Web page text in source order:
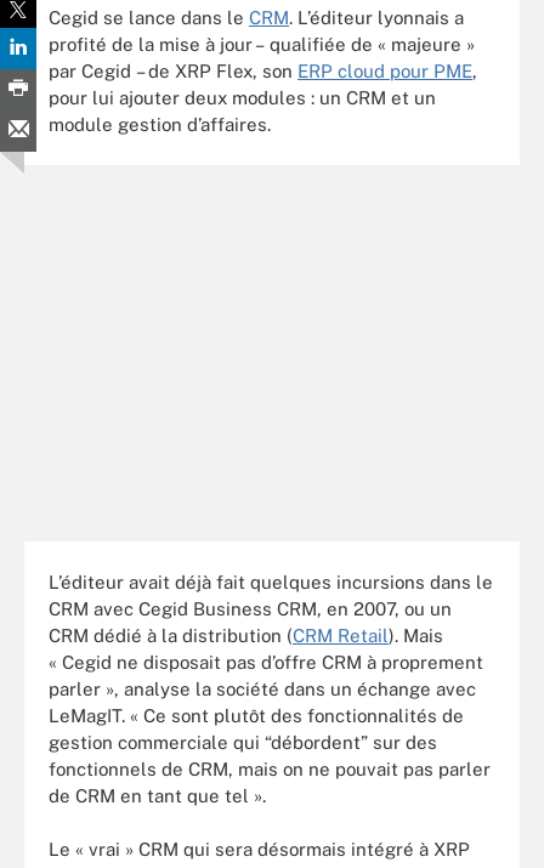
Cegid se lance dans le CRM. L’éditeur lyonnais a
profité de la mise à jour – qualifiée de « majeure »
par Cegid – de XRP Flex, son ERP cloud pour PME,
pour lui ajouter deux modules : un CRM et un
module gestion d’affaires.
L’éditeur avait déjà fait quelques incursions dans le
CRM avec Cegid Business CRM, en 2007, ou un
CRM dédié à la distribution (CRM Retail). Mais
« Cegid ne disposait pas d’offre CRM à proprement
parler », analyse la société dans un échange avec
LeMagIT. « Ce sont plutôt des fonctionnalités de
gestion commerciale qui “débordent” sur des
fonctionnels de CRM, mais on ne pouvait pas parler
de CRM en tant que tel ».
Le « vrai » CRM qui sera désormais intégré à XRP